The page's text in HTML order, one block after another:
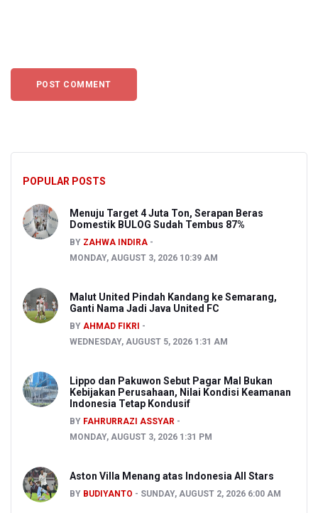
POPULAR POSTS
Menuju Target 4 Juta Ton, Serapan Beras
Domestik BULOG Sudah Tembus 87%
BY ZAHWA INDIRA
MONDAY, AUGUST 3, 2026 10:39 AM
Malut United Pindah Kandang ke Semarang,
Ganti Nama Jadi Java United FC
BY AHMAD FIKRI
WEDNESDAY, AUGUST 5, 2026 1:31 AM
Lippo dan Pakuwon Sebut Pagar Mal Bukan
Kebijakan Perusahaan, Nilai Kondisi Keamanan
Indonesia Tetap Kondusif
BY FAHRURRAZI ASSYAR
MONDAY, AUGUST 3, 2026 1:31 PM
Aston Villa Menang atas Indonesia All Stars
BY BUDIYANTO SUNDAY, AUGUST 2, 2026 6:00 AM